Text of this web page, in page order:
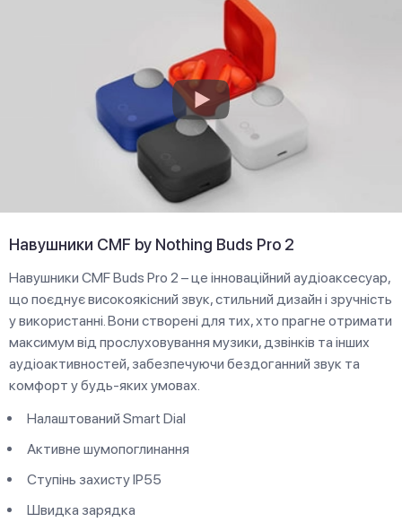
Навушники CMF by Nothing Buds Pro 2
Навушники CMF Buds Pro 2 – це інноваційний аудіоаксесуар,
що поєднує високоякісний звук, стильний дизайн і зручність
у використанні. Вони створені для тих, хто прагне отримати
максимум від прослуховування музики, дзвінків та інших
аудіоактивностей, забезпечуючи бездоганний звук та
комфорт у будь-яких умовах.
Налаштований Smart Dial
Активне шумопоглинання
Ступінь захисту IP55
Швидка зарядка